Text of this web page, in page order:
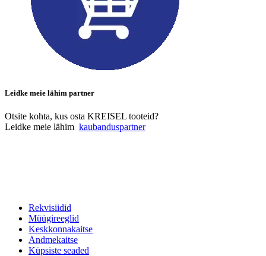
Leidke meie lähim partner
Otsite kohta, kus osta KREISEL tooteid?
Leidke meie lähim kaubanduspartner
Rekvisiidid
Müügireeglid
Keskkonnakaitse
Andmekaitse
Küpsiste seaded